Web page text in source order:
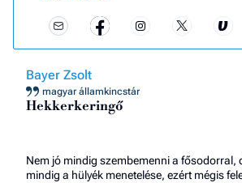
Bayer Zsolt
magyar államkincstár
Hekkerkeringő
Nem jó mindig szembemenni a fősodorral,
mindig a hülyék menetelése, ezért mégis